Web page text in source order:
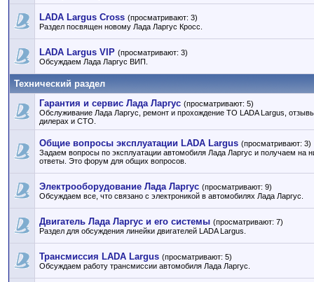
LADA Largus Cross (просматривают: 3)
Раздел посвящен новому Лада Ларгус Кросс.
LADA Largus VIP (просматривают: 3)
Обсуждаем Лада Ларгус ВИП.
Технический раздел
Гарантия и сервис Лада Ларгус (просматривают: 5)
Обслуживание Лада Ларгус, ремонт и прохождение ТО LADA Largus,
дилерах и СТО.
Общие вопросы эксплуатации LADA Largus (просматривают: 3)
Задаем вопросы по эксплуатации автомобиля Лада Ларгус и получаем на
ответы. Это форум для общих вопросов.
Электрооборудование Лада Ларгус (просматривают: 9)
Обсуждаем все, что связано с электроникой в автомобилях Лада Ларгус.
Двигатель Лада Ларгус и его системы (просматривают: 7)
Раздел для обсуждения линейки двигателей LADA Largus.
Трансмиссия LADA Largus (просматривают: 5)
Обсуждаем работу трансмиссии автомобиля Лада Ларгус.